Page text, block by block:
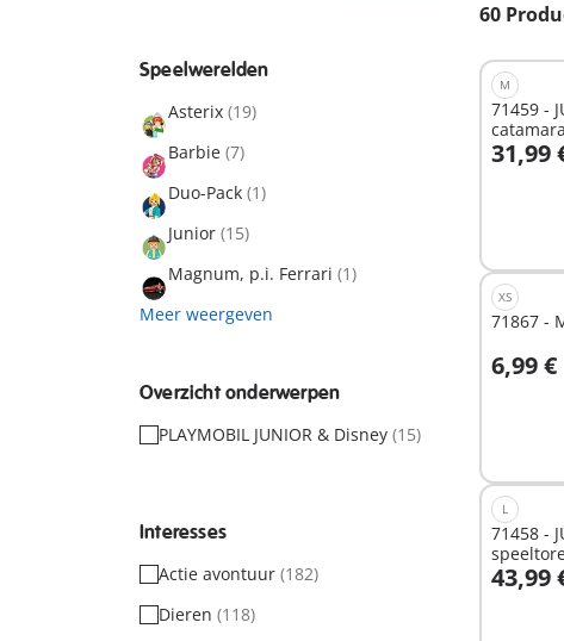
60
Speelwerelden
Asterix (19)
Barbie (7)
Duo-Pack (1)
Junior (15)
Magnum, p.i. Ferrari (1)
Meer weergeven
Overzicht onderwerpen
PLAYMOBIL JUNIOR & Disney (15)
Interesses
Actie avontuur (182)
Dieren (118)
M
71459 -
31,99
In
XS
71867 -
6,99 €
In
L
71458 -
43,99
In